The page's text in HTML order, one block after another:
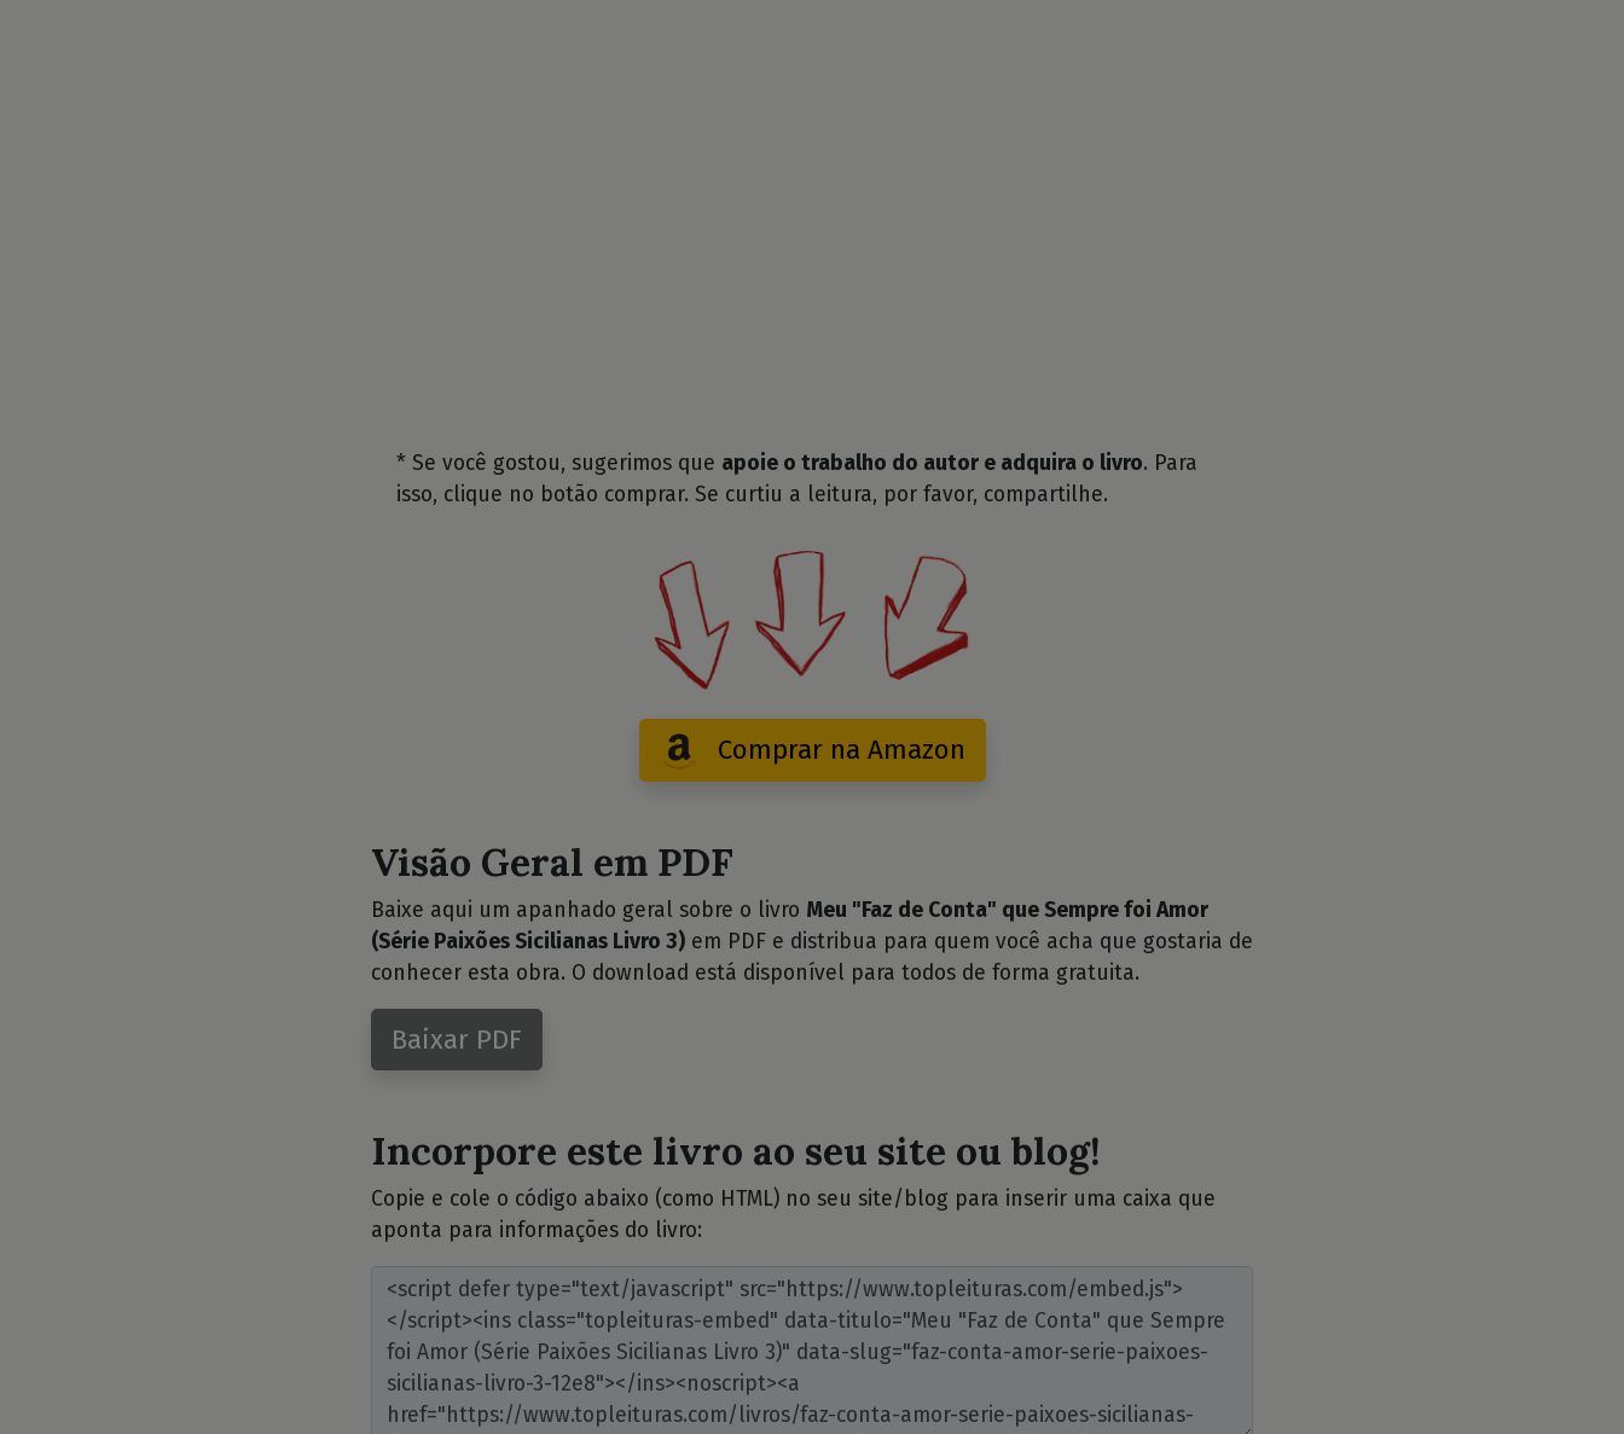
* Se você gostou, sugerimos que apoie o trabalho do autor e adquira o livro. Para
isso, clique no botão comprar. Se curtiu a leitura, por favor, compartilhe.
Comprar na Amazon
Visão Geral em PDF
Baixe aqui um apanhado geral sobre o livro Meu "Faz de Conta" que Sempre foi Amor
(Série Paixões Sicilianas Livro 3) em PDF e distribua para quem você acha que gostaria de
conhecer esta obra. O download está disponível para todos de forma gratuita.
Baixar PDF
Incorpore este livro ao seu site ou blog!
Copie e cole o código abaixo (como HTML) no seu site/blog para inserir uma caixa que
aponta para informações do livro: